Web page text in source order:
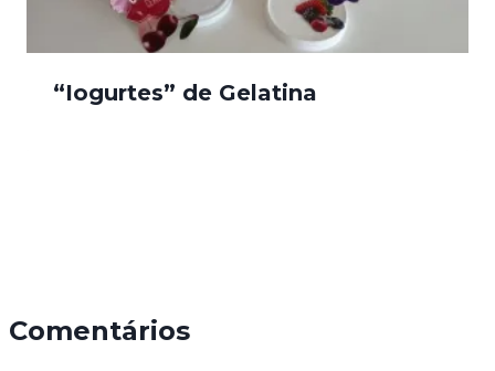
“Iogurtes” de Gelatina
Comentários